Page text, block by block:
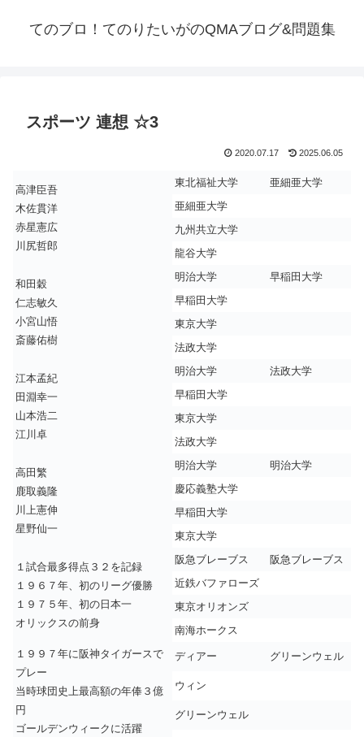
てのブロ！てのりたいがのQMAブログ&問題集
スポーツ 連想 ☆3
2020.07.17 2025.06.05
高津臣吾
木佐貫洋
赤星憲広
川尻哲郎
東北福祉大学
亜細亜大学
亜細亜大学
九州共立大学
龍谷大学
和田穀
仁志敏久
小宮山悟
斎藤佑樹
明治大学
早稲田大学
早稲田大学
東京大学
法政大学
江本孟紀
田淵幸一
山本浩二
江川卓
明治大学
法政大学
早稲田大学
東京大学
法政大学
高田繁
鹿取義隆
川上憲伸
星野仙一
明治大学
明治大学
慶応義塾大学
早稲田大学
東京大学
１試合最多得点３２を記録
１９６７年、初のリーグ優勝
１９７５年、初の日本一
オリックスの前身
阪急ブレーブス
阪急ブレーブス
近鉄バファローズ
東京オリオンズ
南海ホークス
１９９７年に阪神タイガースで
プレー
当時球団史上最高額の年俸３億
円
ゴールデンウィークに活躍
ディアー グリーンウェル
ウィン
グリーンウェル